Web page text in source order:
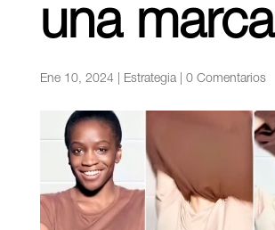
una marca
Ene 10, 2024| Estrategia| 0 Comentarios